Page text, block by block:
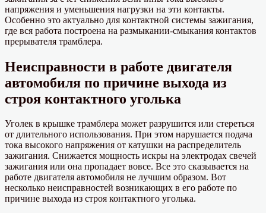
напряжения и уменьшения нагрузки на эти контакты.
Особенно это актуально для контактной системы зажигания,
где вся работа построена на размыкании-смыкания контактов
прерывателя трамблера.
Неисправности в работе двигателя
автомобиля по причине выхода из
строя контактного уголька
Уголек в крышке трамблера может разрушится или стереться
от длительного использования. При этом нарушается подача
тока высокого напряжения от катушки на распределитель
зажигания. Снижается мощность искры на электродах свечей
зажигания или она пропадает вовсе. Все это сказывается на
работе двигателя автомобиля не лучшим образом. Вот
несколько неисправностей возникающих в его работе по
причине выхода из строя контактного уголька.